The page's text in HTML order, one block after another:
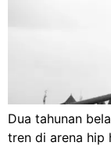
Dua tahunan
tren di arena hip